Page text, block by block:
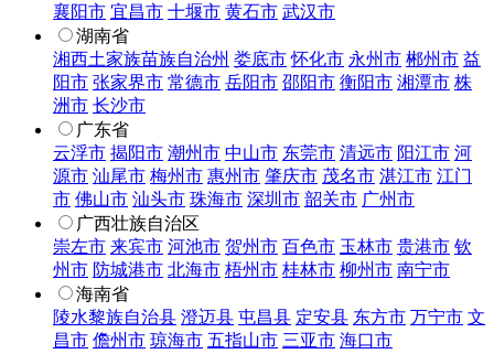
襄阳市 宜昌市 十堰市 黄石市 武汉市
湖南省
湘西土家族苗族自治州 娄底市 怀化市 永州市 郴州市 益
阳市 张家界市 常德市 岳阳市 邵阳市 衡阳市 湘潭市 株
洲市 长沙市
广东省
云浮市 揭阳市 潮州市 中山市 东莞市 清远市 阳江市 河
源市 汕尾市 梅州市 惠州市 肇庆市 茂名市 湛江市 江门
市 佛山市 汕头市 珠海市 深圳市 韶关市 广州市
广西壮族自治区
崇左市 来宾市 河池市 贺州市 百色市 玉林市 贵港市 钦
州市 防城港市 北海市 梧州市 桂林市 柳州市 南宁市
海南省
陵水黎族自治县 澄迈县 屯昌县 定安县 东方市 万宁市 文
昌市 儋州市 琼海市 五指山市 三亚市 海口市